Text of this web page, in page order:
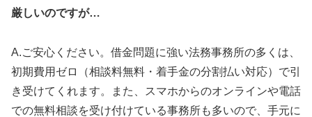
厳しいのですが…
A.ご安心ください。借金問題に強い法務事務所の多くは、
初期費用ゼロ（相談料無料・着手金の分割払い対応）で引
き受けてくれます。また、スマホからのオンラインや電話
での無料相談を受け付けている事務所も多いので、手元に